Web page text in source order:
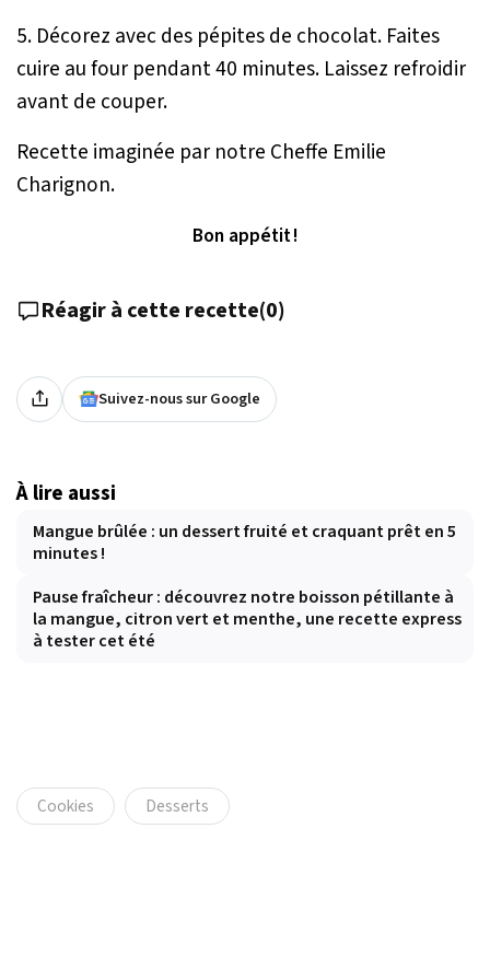
5. Décorez avec des pépites de chocolat. Faites
cuire au four pendant 40 minutes. Laissez refroidir
avant de couper.
Recette imaginée par notre Cheffe Emilie
Charignon.
Bon appétit !
Réagir à cette recette(0)
Suivez-nous sur Google
À lire aussi
Mangue brûlée : un dessert fruité et craquant prêt en 5
minutes !
Pause fraîcheur : découvrez notre boisson pétillante à
la mangue, citron vert et menthe, une recette express
à tester cet été
Cookies Desserts